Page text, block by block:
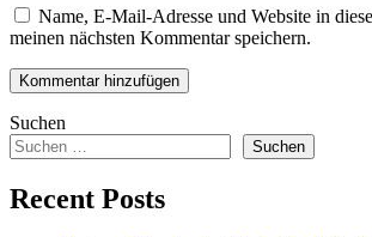
Name, E-Mail-Adresse und Website in
meinen nächsten Kommentar speichern.
Suchen
Suchen
Recent Posts